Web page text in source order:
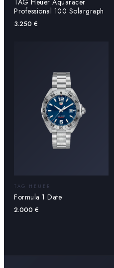
TAG Heuer Aquaracer
Professional 100 Solargraph
3.250 €
TAG HEUER
Formula 1 Date
2.000 €